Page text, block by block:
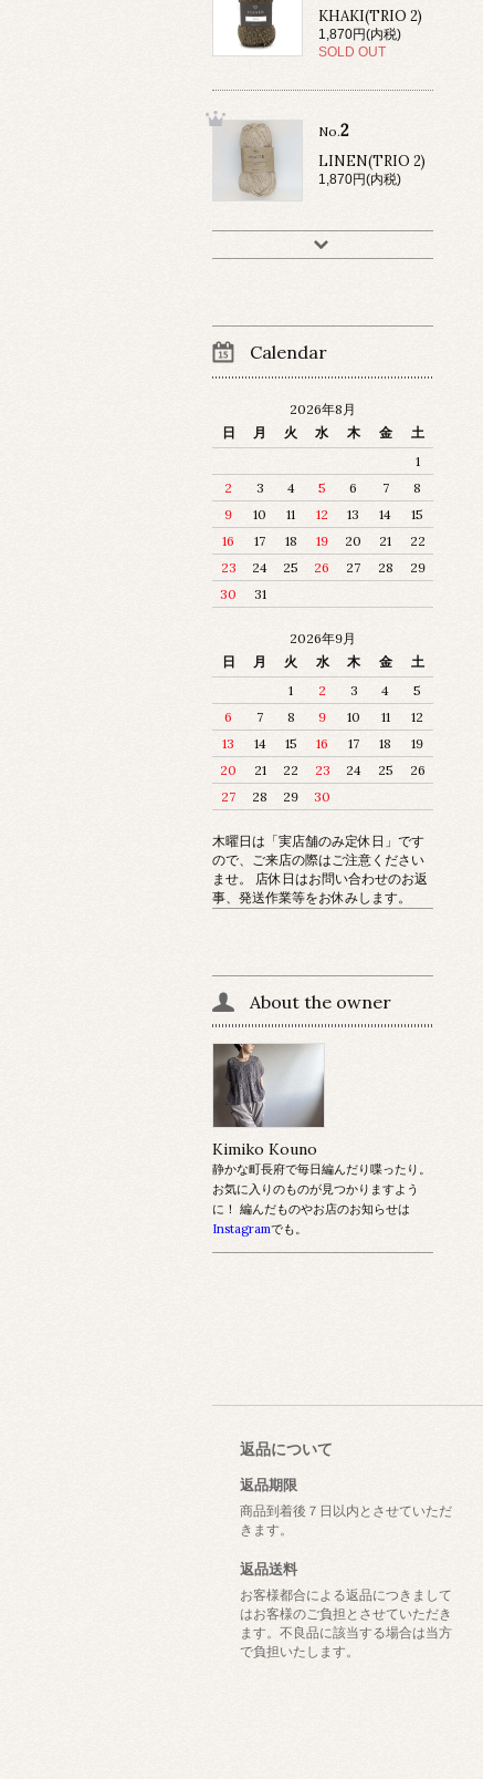
KHAKI(TRIO 2)
1,870円(内税)
SOLD OUT
No.2
LINEN(TRIO 2)
1,870円(内税)
Calendar
2026年8月
日
月 火 水 木 金
土
1
2
3 4 5 6 7
8
9
10 11 12 13 14
15
16
17 18 19 20 21
22
23
24 25 26 27 28
29
30
31
2026年9月
日
月 火 水 木 金
土
1
2 3 4
5
6
7 8 9 10 11
12
13
14 15 16 17 18
19
20
21 22 23 24 25
26
27
28 29 30
木曜日は「実店舗のみ定休日」です
ので、ご来店の際はご注意ください
ませ。 店休日はお問い合わせのお返
事、発送作業等をお休みします。
About the owner
Kimiko Kouno
静かな町長府で毎日編んだり喋ったり。
お気に入りのものが見つかりますよう
に！ 編んだものやお店のお知らせは
Instagramでも。
返品について
返品期限
商品到着後７日以内とさせていただ
きます。
返品送料
お客様都合による返品につきまして
はお客様のご負担とさせていただき
ます。不良品に該当する場合は当方
で負担いたします。